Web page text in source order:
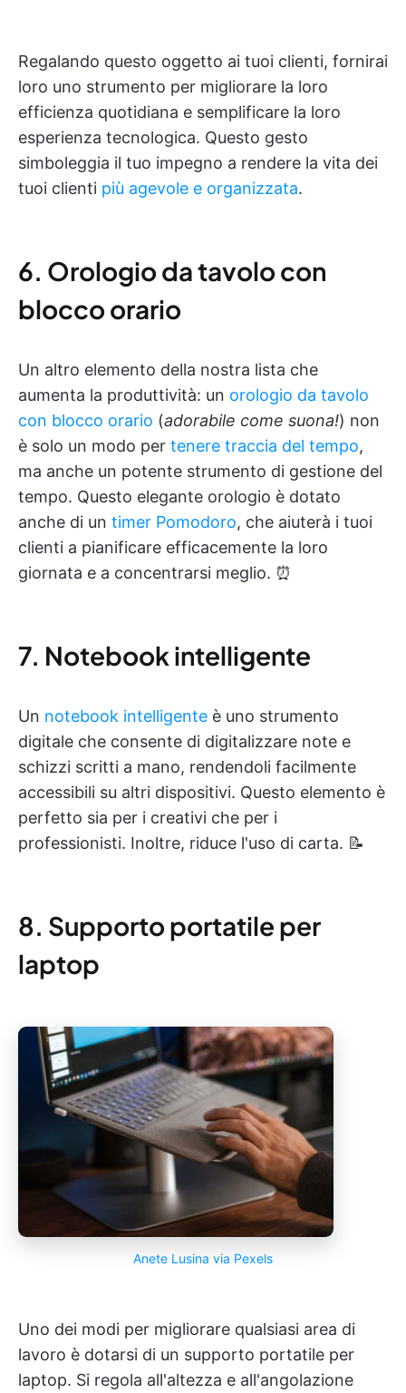
Regalando questo oggetto ai tuoi clienti, fornirai
loro uno strumento per migliorare la loro
efficienza quotidiana e semplificare la loro
esperienza tecnologica. Questo gesto
simboleggia il tuo impegno a rendere la vita dei
tuoi clienti più agevole e organizzata.
6. Orologio da tavolo con
blocco orario
Un altro elemento della nostra lista che
aumenta la produttività: un orologio da tavolo
con blocco orario (adorabile come suona!) non
è solo un modo per tenere traccia del tempo,
ma anche un potente strumento di gestione del
tempo. Questo elegante orologio è dotato
anche di un timer Pomodoro, che aiuterà i tuoi
clienti a pianificare efficacemente la loro
giornata e a concentrarsi meglio. ⏰
7. Notebook intelligente
Un notebook intelligente è uno strumento
digitale che consente di digitalizzare note e
schizzi scritti a mano, rendendoli facilmente
accessibili su altri dispositivi. Questo elemento è
perfetto sia per i creativi che per i
professionisti. Inoltre, riduce l'uso di carta. 📝
8. Supporto portatile per
laptop
Anete Lusina via Pexels
Uno dei modi per migliorare qualsiasi area di
lavoro è dotarsi di un supporto portatile per
laptop. Si regola all'altezza e all'angolazione